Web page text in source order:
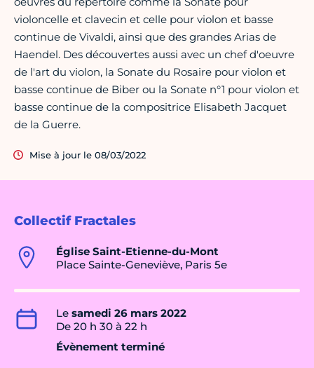
Collectif Fractales
Église Saint-Etienne-du-Mont
Place Sainte-Geneviève, Paris 5e
Le samedi 26 mars 2022
De 20 h 30 à 22 h
Évènement terminé
violoncelle et clavecin et celle pour violon et basse
continue de Vivaldi, ainsi que des grandes Arias de
Haendel. Des découvertes aussi avec un chef d'oeuvre
de l'art du violon, la Sonate du Rosaire pour violon et
basse continue de Biber ou la Sonate n°1 pour violon et
basse continue de la compositrice Elisabeth Jacquet
de la Guerre.
Mise à jour le 08/03/2022